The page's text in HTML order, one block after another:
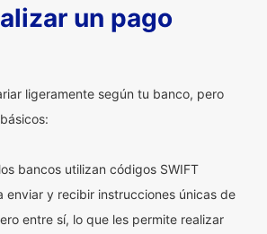
un pago
ligeramente según tu banco, pero
bancos utilizan códigos SWIFT
enviar y recibir instrucciones únicas de
entre sí, lo que les permite realizar